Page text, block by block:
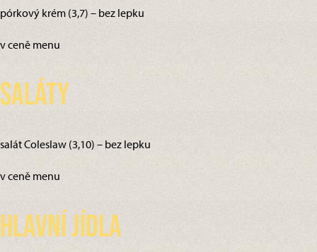
pórkový krém (3,7) – bez lepku
v ceně menu
Saláty
salát Coleslaw (3,10) – bez lepku
v ceně menu
Hlavní jídla